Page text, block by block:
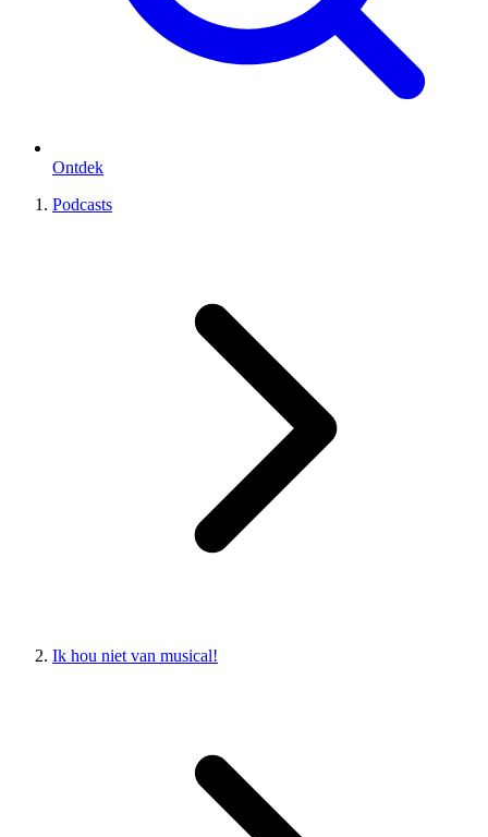
Ontdek
Podcasts
Ik hou niet van musical!